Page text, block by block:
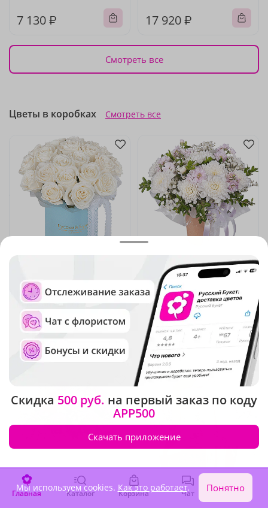
7 130 ₽ 17 920 ₽
Смотреть все
Цветы в коробках Смотреть все
Композиция "Белые розы в
шляпной коробке"
В наличии
5 760 ₽
5(232)
Композиция "Белое
кружево"
В наличии
2 740 ₽
Главная Каталог Корзина Чат Войти
Скидка 500 руб. на первый заказ по коду
APP500
Скачать приложение
Мы используем cookies. Как это работает. Понятно